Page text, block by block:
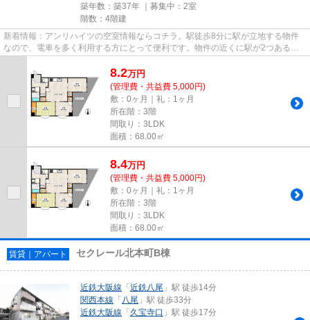
築年数：築37年 ｜募集中： 2室
階数：4階建
新着情報：アンリハイツの空室情報ならコチラ。駅徒歩8分に駅が立地する物件
なので、電車を多く利用する方にとって便利です。物件の近くに駅が2つあるた
め、用途や行き先によって経路...
8.2万円
(管理費・共益費 5,000円)
敷：0ヶ月｜礼：1ヶ月
所在階：3階
間取り：3LDK
面積：68.00㎡
8.4万円
(管理費・共益費 5,000円)
敷：0ヶ月｜礼：1ヶ月
所在階：3階
間取り：3LDK
面積：68.00㎡
賃貸｜アパート セクレール北本町B棟
近鉄大阪線 「近鉄八尾 」駅 徒歩14分
関西本線 「 八尾 」駅 徒歩33分
近鉄大阪線 「久宝寺口 」駅 徒歩17分